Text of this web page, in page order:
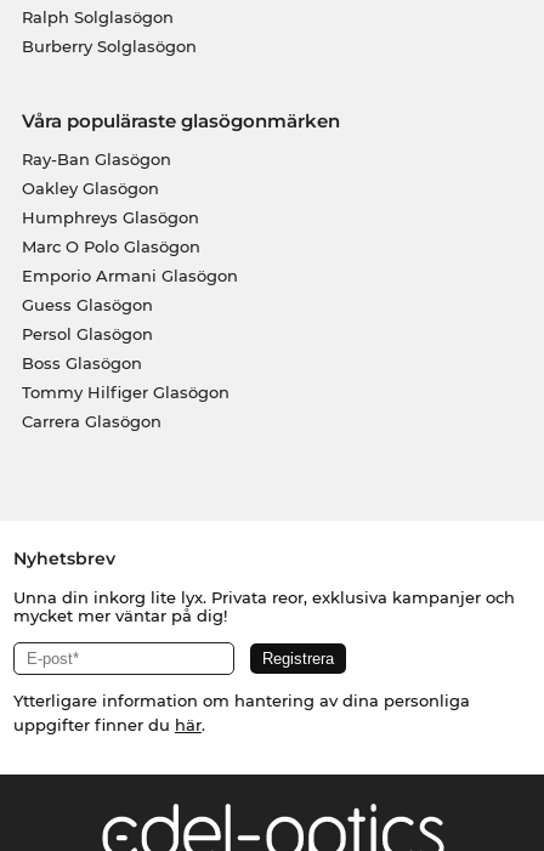
Ralph Solglasögon
Burberry Solglasögon
Våra populäraste glasögonmärken
Ray-Ban Glasögon
Oakley Glasögon
Humphreys Glasögon
Marc O Polo Glasögon
Emporio Armani Glasögon
Guess Glasögon
Persol Glasögon
Boss Glasögon
Tommy Hilfiger Glasögon
Carrera Glasögon
Nyhetsbrev
Unna din inkorg lite lyx. Privata reor, exklusiva kampanjer och
mycket mer väntar på dig!
Ytterligare information om hantering av dina personliga
uppgifter finner du här.